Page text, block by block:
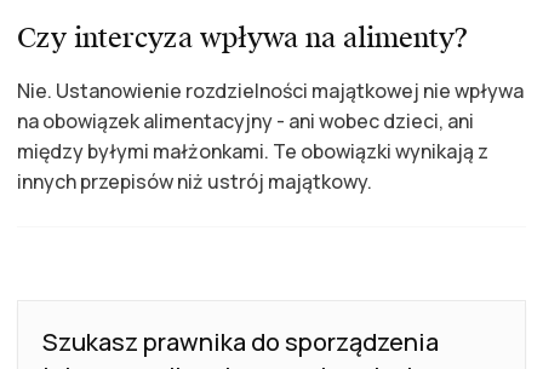
Czy intercyza wpływa na alimenty?
Nie. Ustanowienie rozdzielności majątkowej nie wpływa
na obowiązek alimentacyjny - ani wobec dzieci, ani
między byłymi małżonkami. Te obowiązki wynikają z
innych przepisów niż ustrój majątkowy.
Szukasz prawnika do sporządzenia